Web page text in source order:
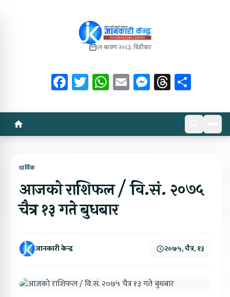
२१ श्रावण २०८३, बिहीबार
Facebook
Twitter
WhatsApp
EmailMessenger
Threads
धार्मिक
आजको राशिफल / वि.सं. २०७५
चैत्र १३ गते बुधबार
जानकारी केन्द्र २०७५, चैत्र, १३